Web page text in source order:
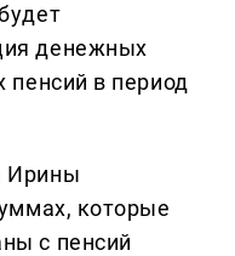
денежных
пенсий в период
Ирины
которые
с пенсий